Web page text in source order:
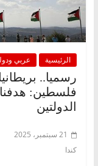
الرئيسية عربي
رسميا..
فلسطين:
الدولتين
21 سبتمبر، 2025
كندا